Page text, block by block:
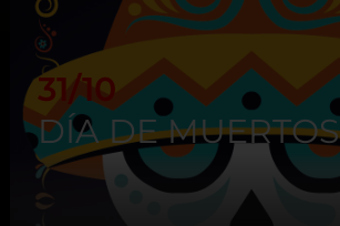
31/10
DÍA DE MUERTOS